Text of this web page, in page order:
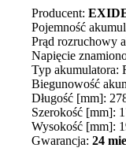
Producent:
Pojemność
Prąd rozruchowy
Napięcie
Typ akumulatora:
Biegunowość
Długość [mm]:
Szerokość [mm]:
Wysokość [mm]:
Gwarancja: 24